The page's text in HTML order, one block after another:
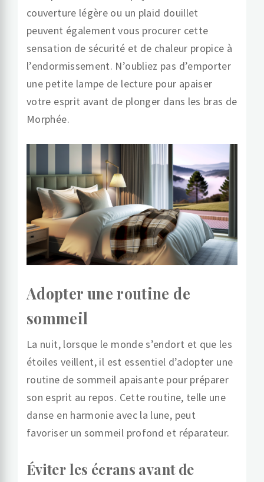
couverture légère ou un plaid douillet
peuvent également vous procurer cette
sensation de sécurité et de chaleur propice à
l’endormissement. N’oubliez pas d’emporter
une petite lampe de lecture pour apaiser
votre esprit avant de plonger dans les bras de
Morphée.
Adopter une routine de
sommeil
La nuit, lorsque le monde s’endort et que les
étoiles veillent, il est essentiel d’adopter une
routine de sommeil apaisante pour préparer
son esprit au repos. Cette routine, telle une
danse en harmonie avec la lune, peut
favoriser un sommeil profond et réparateur.
Éviter les écrans avant de